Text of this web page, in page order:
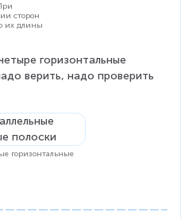
сторон
их длины
горизонтальные
верить, надо проверить
горизонтальные